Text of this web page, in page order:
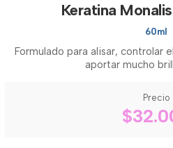
Keratina
60ml
Formulado para alisar, controlar
aportar mucho
Precio